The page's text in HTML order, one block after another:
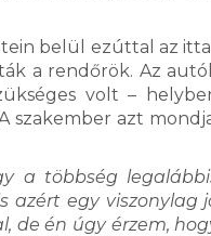
belül ezúttal az
a rendőrök. Az
volt –
szakember azt
a többség
azért egy viszonylag
de én úgy érzem,